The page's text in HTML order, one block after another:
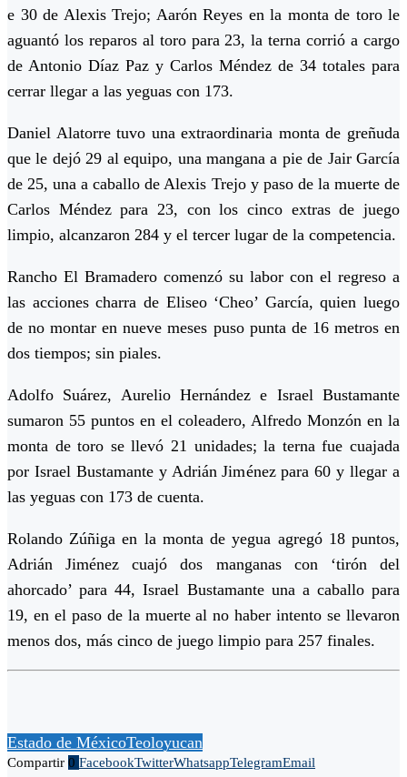
e 30 de Alexis Trejo; Aarón Reyes en la monta de toro le
aguantó los reparos al toro para 23, la terna corrió a cargo
de Antonio Díaz Paz y Carlos Méndez de 34 totales para
cerrar llegar a las yeguas con 173.
Daniel Alatorre tuvo una extraordinaria monta de greñuda
que le dejó 29 al equipo, una mangana a pie de Jair García
de 25, una a caballo de Alexis Trejo y paso de la muerte de
Carlos Méndez para 23, con los cinco extras de juego
limpio, alcanzaron 284 y el tercer lugar de la competencia.
Rancho El Bramadero comenzó su labor con el regreso a
las acciones charra de Eliseo ‘Cheo’ García, quien luego
de no montar en nueve meses puso punta de 16 metros en
dos tiempos; sin piales.
Adolfo Suárez, Aurelio Hernández e Israel Bustamante
sumaron 55 puntos en el coleadero, Alfredo Monzón en la
monta de toro se llevó 21 unidades; la terna fue cuajada
por Israel Bustamante y Adrián Jiménez para 60 y llegar a
las yeguas con 173 de cuenta.
Rolando Zúñiga en la monta de yegua agregó 18 puntos,
Adrián Jiménez cuajó dos manganas con ‘tirón del
ahorcado’ para 44, Israel Bustamante una a caballo para
19, en el paso de la muerte al no haber intento se llevaron
menos dos, más cinco de juego limpio para 257 finales.
Estado de MéxicoTeoloyucan
Compartir 0 FacebookTwitterWhatsappTelegramEmail